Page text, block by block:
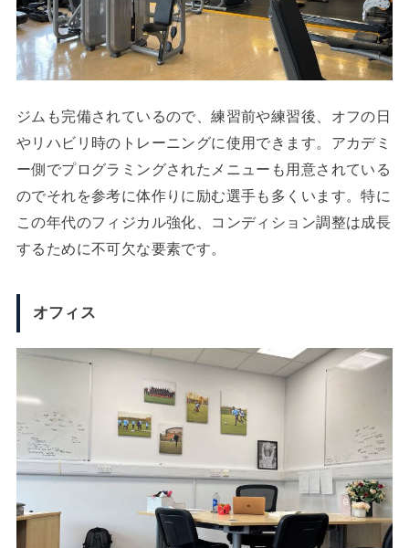
ジムも完備されているので、練習前や練習後、オフの日
やリハビリ時のトレーニングに使用できます。アカデミ
ー側でプログラミングされたメニューも用意されている
のでそれを参考に体作りに励む選手も多くいます。特に
この年代のフィジカル強化、コンディション調整は成長
するために不可欠な要素です。
オフィス